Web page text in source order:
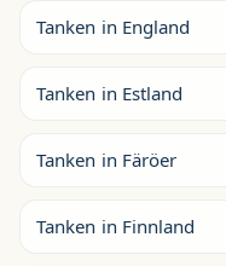
Tanken in England
Tanken in Estland
Tanken in Färöer
Tanken in Finnland